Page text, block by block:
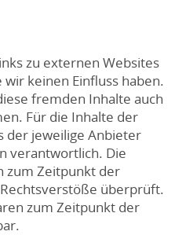
zu externen Websites
keinen Einfluss haben.
fremden Inhalte auch
Für die Inhalte der
der jeweilige Anbieter
verantwortlich. Die
zum Zeitpunkt der
überprüft.
zum Zeitpunkt der